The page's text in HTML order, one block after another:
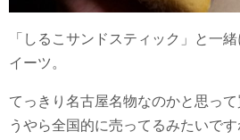
「しるこサンドスティック」と一
イーツ。
てっきり名古屋名物なのかと思っ
うやら全国的に売ってるみたいです